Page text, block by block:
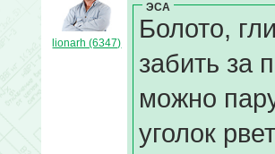
lionarh (6347)
ЭСА
Болото,
забить за
можно
уголок